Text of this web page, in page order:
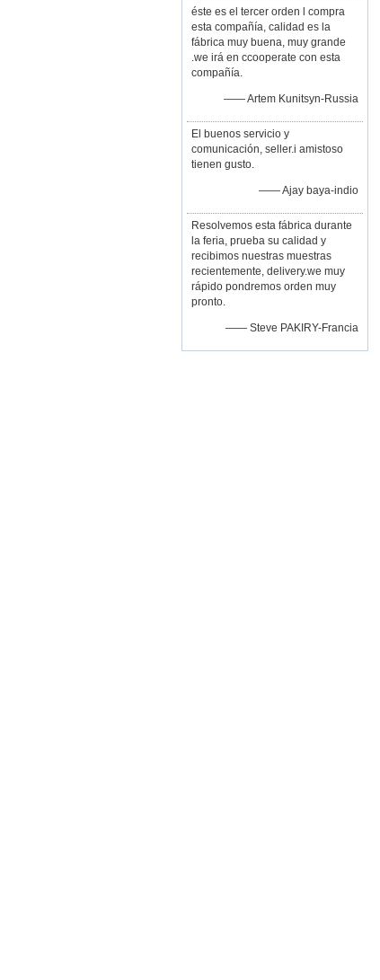
éste es el tercer orden l compra
esta compañía, calidad es la
fábrica muy buena, muy grande
.we irá en ccooperate con esta
compañía.
—— Artem Kunitsyn-Russia
El buenos servicio y
comunicación, seller.i amistoso
tienen gusto.
—— Ajay baya-indio
Resolvemos esta fábrica durante
la feria, prueba su calidad y
recibimos nuestras muestras
recientemente, delivery.we muy
rápido pondremos orden muy
pronto.
—— Steve PAKIRY-Francia